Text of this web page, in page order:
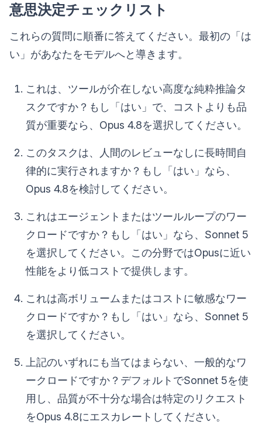
意思決定チェックリスト
これらの質問に順番に答えてください。最初の「は
い」があなたをモデルへと導きます。
これは、ツールが介在しない高度な純粋推論タ
スクですか？もし「はい」で、コストよりも品
質が重要なら、Opus 4.8を選択してください。
このタスクは、人間のレビューなしに長時間自
律的に実行されますか？もし「はい」なら、
Opus 4.8を検討してください。
これはエージェントまたはツールループのワー
クロードですか？もし「はい」なら、Sonnet 5
を選択してください。この分野ではOpusに近い
性能をより低コストで提供します。
これは高ボリュームまたはコストに敏感なワー
クロードですか？もし「はい」なら、Sonnet 5
を選択してください。
上記のいずれにも当てはまらない、一般的なワ
ークロードですか？デフォルトでSonnet 5を使
用し、品質が不十分な場合は特定のリクエスト
をOpus 4.8にエスカレートしてください。